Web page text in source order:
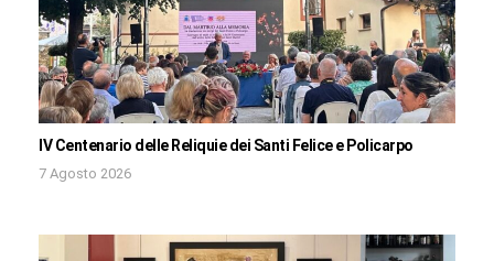
IV Centenario delle Reliquie dei Santi Felice e Policarpo
7 Agosto 2026